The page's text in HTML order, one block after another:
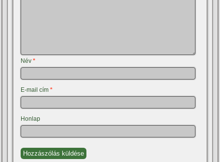
Név*
E-mail cím*
Honlap